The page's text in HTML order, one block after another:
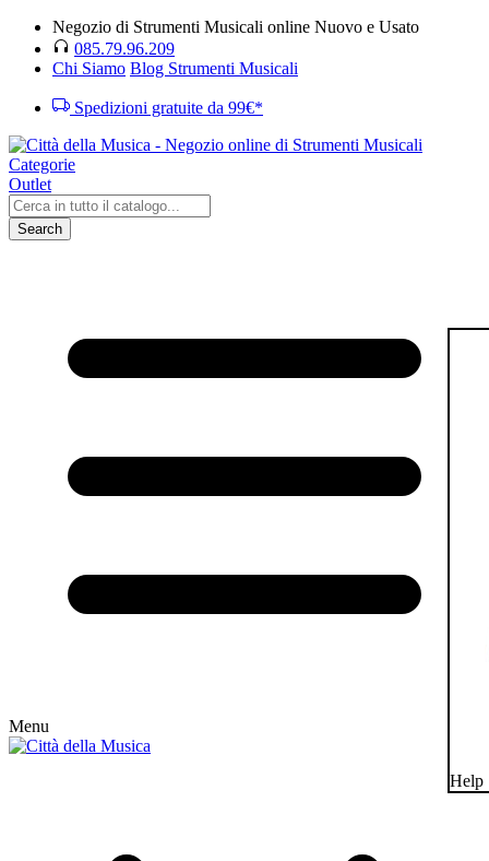
Negozio di Strumenti Musicali online Nuovo e Usato
085.79.96.209
Chi Siamo Blog Strumenti Musicali
Spedizioni gratuite da 99€*
Categorie
Outlet
Search
Menu
Help